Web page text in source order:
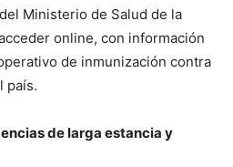
Ministerio de Salud de la
online, con información
de inmunización contra
país.
de larga estancia y